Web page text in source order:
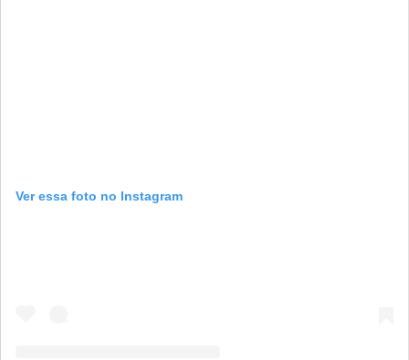
Ver essa foto no Instagram